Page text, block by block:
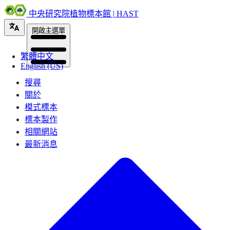
中央研究院植物標本館 | HAST
繁體中文
English (US)
開啟主選單
搜尋
關於
模式標本
標本製作
相關網站
最新消息